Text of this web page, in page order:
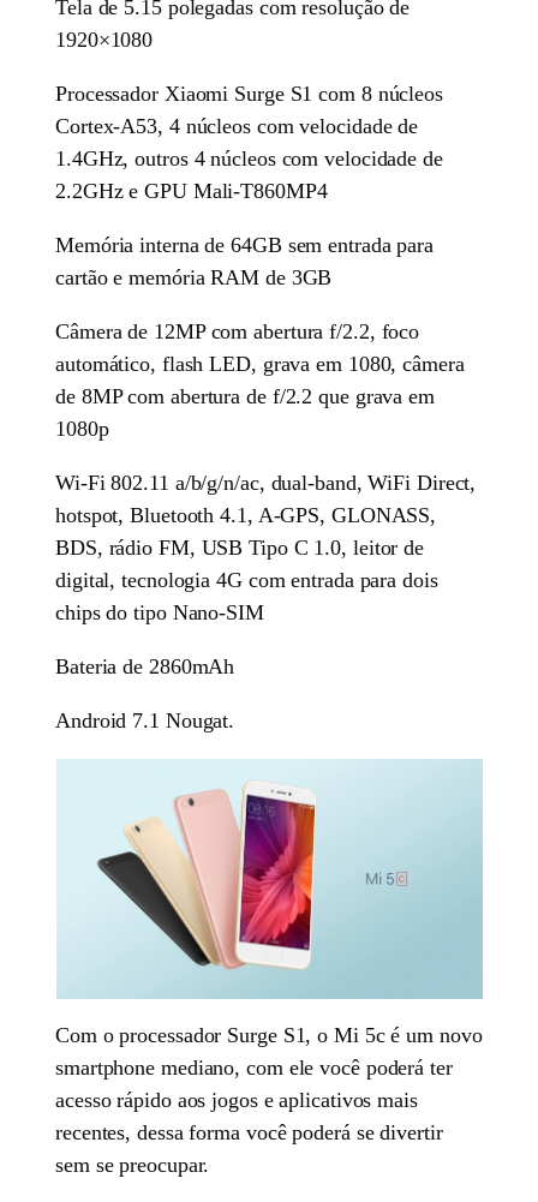
Tela de 5.15 polegadas com resolução de
1920×1080
Processador Xiaomi Surge S1 com 8 núcleos
Cortex-A53, 4 núcleos com velocidade de
1.4GHz, outros 4 núcleos com velocidade de
2.2GHz e GPU Mali-T860MP4
Memória interna de 64GB sem entrada para
cartão e memória RAM de 3GB
Câmera de 12MP com abertura f/2.2, foco
automático, flash LED, grava em 1080, câmera
de 8MP com abertura de f/2.2 que grava em
1080p
Wi-Fi 802.11 a/b/g/n/ac, dual-band, WiFi Direct,
hotspot, Bluetooth 4.1, A-GPS, GLONASS,
BDS, rádio FM, USB Tipo C 1.0, leitor de
digital, tecnologia 4G com entrada para dois
chips do tipo Nano-SIM
Bateria de 2860mAh
Android 7.1 Nougat.
Com o processador Surge S1, o Mi 5c é um novo
smartphone mediano, com ele você poderá ter
acesso rápido aos jogos e aplicativos mais
recentes, dessa forma você poderá se divertir
sem se preocupar.